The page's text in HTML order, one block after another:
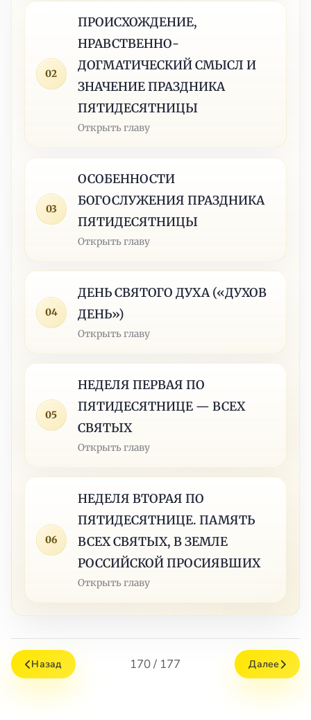
02
ПРОИСХОЖДЕНИЕ,
НРАВСТВЕННО-
ДОГМАТИЧЕСКИЙ СМЫСЛ И
ЗНАЧЕНИЕ ПРАЗДНИКА
ПЯТИДЕСЯТНИЦЫ
Открыть главу
03
ОСОБЕННОСТИ
БОГОСЛУЖЕНИЯ ПРАЗДНИКА
ПЯТИДЕСЯТНИЦЫ
Открыть главу
04
ДЕНЬ СВЯТОГО ДУХА («ДУХОВ
ДЕНЬ»)
Открыть главу
05
НЕДЕЛЯ ПЕРВАЯ ПО
ПЯТИДЕСЯТНИЦЕ — ВСЕХ
СВЯТЫХ
Открыть главу
06
НЕДЕЛЯ ВТОРАЯ ПО
ПЯТИДЕСЯТНИЦЕ. ПАМЯТЬ
ВСЕХ СВЯТЫХ, В ЗЕМЛЕ
РОССИЙСКОЙ ПРОСИЯВШИХ
Открыть главу
Назад 170 / 177 Далее